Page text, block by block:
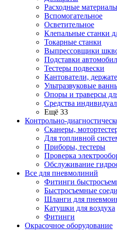
Расходные материалы
Вспомогательное
Осветительное
Клепальные станки
Токарные станки
Выпрессовщики
Подставки
Тестеры подвески
Кантователи,
Ультразвуковые
Опоры и траверсы
Средства
Ещё 33
Контрольно-
Сканеры,
Для топливной
Приборы, тестеры
Проверка
Обслуживание
Все для пневмолиний
Фитинги
Быстросъемные
Шланги для
Катушки для воздуха
Фитинги
Окрасочное оборудование